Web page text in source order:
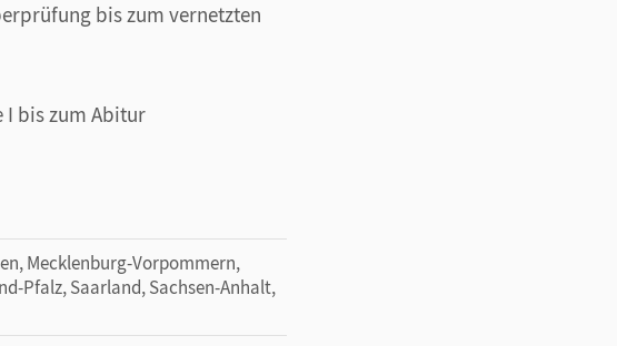
bis zum vernetzten
I bis zum Abitur
Mecklenburg-Vorpommern,
Pfalz, Saarland, Sachsen-Anhalt,